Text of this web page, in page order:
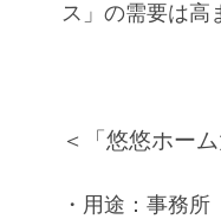
ス」の需要は高
＜「悠悠ホー
・用途：事務所